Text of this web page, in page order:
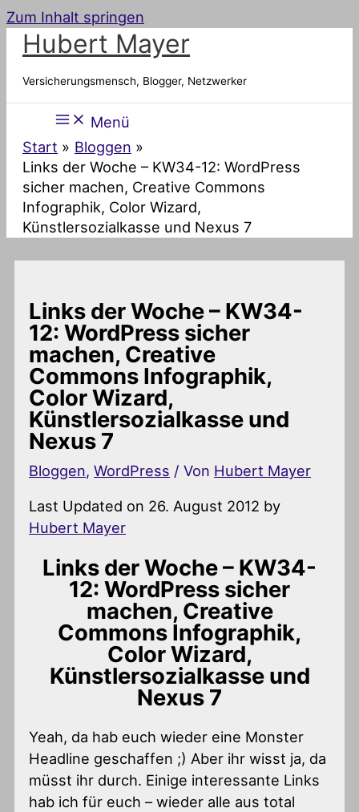
Zum Inhalt springen
Hubert Mayer
Versicherungsmensch, Blogger, Netzwerker
Menü
Start
Bloggen
Links der Woche – KW34-12: WordPress
sicher machen, Creative Commons
Infographik, Color Wizard,
Künstlersozialkasse und Nexus 7
Links der Woche – KW34-
12: WordPress sicher
machen, Creative
Commons Infographik,
Color Wizard,
Künstlersozialkasse und
Nexus 7
Bloggen,WordPress / Von Hubert Mayer
Last Updated on 26. August 2012 by
Hubert Mayer
Links der Woche – KW34-
12: WordPress sicher
machen, Creative
Commons Infographik,
Color Wizard,
Künstlersozialkasse und
Nexus 7
Yeah, da hab euch wieder eine Monster
Headline geschaffen ;) Aber ihr wisst ja, da
müsst ihr durch. Einige interessante Links
hab ich für euch – wieder alle aus total